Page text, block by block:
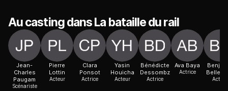
Au casting dans La bataille du rail
Jean-
Charles
Paugam
Scénariste
Pierre
Lottin
Acteur
Clara
Ponsot
Actrice
Yasin
Houicha
Acteur
Bénédicte
Dessombz
Actrice
Ava Baya
Actrice
Acteur